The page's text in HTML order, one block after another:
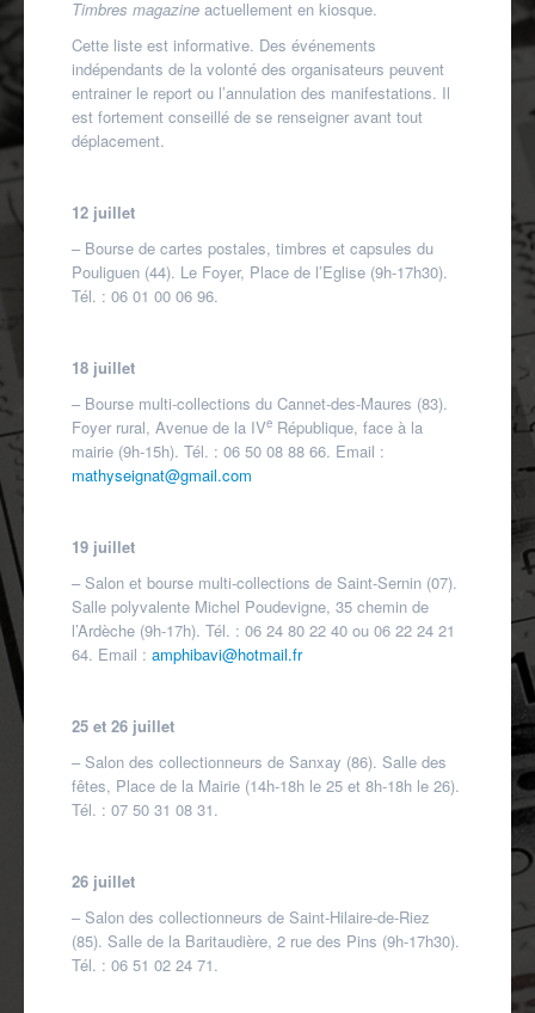
Timbres magazine actuellement en kiosque.
Cette liste est informative. Des événements
indépendants de la volonté des organisateurs peuvent
entrainer le report ou l’annulation des manifestations. Il
est fortement conseillé de se renseigner avant tout
déplacement.
12 juillet
– Bourse de cartes postales, timbres et capsules du
Pouliguen (44). Le Foyer, Place de l’Eglise (9h-17h30).
Tél. : 06 01 00 06 96.
18 juillet
– Bourse multi-collections du Cannet-des-Maures (83).
Foyer rural, Avenue de la IVe République, face à la
mairie (9h-15h). Tél. : 06 50 08 88 66. Email :
mathyseignat@gmail.com
19 juillet
– Salon et bourse multi-collections de Saint-Sernin (07).
Salle polyvalente Michel Poudevigne, 35 chemin de
l’Ardèche (9h-17h). Tél. : 06 24 80 22 40 ou 06 22 24 21
64. Email : amphibavi@hotmail.fr
25 et 26 juillet
– Salon des collectionneurs de Sanxay (86). Salle des
fêtes, Place de la Mairie (14h-18h le 25 et 8h-18h le 26).
Tél. : 07 50 31 08 31.
26 juillet
– Salon des collectionneurs de Saint-Hilaire-de-Riez
(85). Salle de la Baritaudière, 2 rue des Pins (9h-17h30).
Tél. : 06 51 02 24 71.